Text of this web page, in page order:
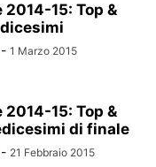
2014-15: Top &
- 1 Marzo 2015
2014-15: Top &
di finale
- 21 Febbraio 2015